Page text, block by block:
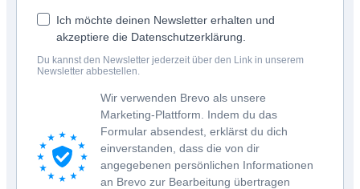
Ich möchte deinen Newsletter erhalten und
akzeptiere die Datenschutzerklärung.
Du kannst den Newsletter jederzeit über den Link in unserem
Newsletter abbestellen.
Wir verwenden Brevo als unsere
Marketing-Plattform. Indem du das
Formular absendest, erklärst du dich
einverstanden, dass die von dir
angegebenen persönlichen Informationen
an Brevo zur Bearbeitung übertragen